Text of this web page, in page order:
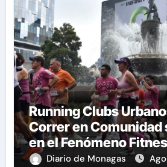
Running Clubs
Correr en
en el Fenómeno
XXI por Herman
Diario de Monagas